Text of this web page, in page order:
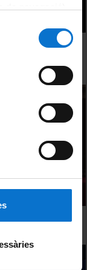
de la
- Sant Albert